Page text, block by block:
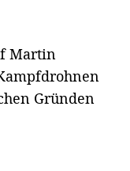
Martin
Gründen